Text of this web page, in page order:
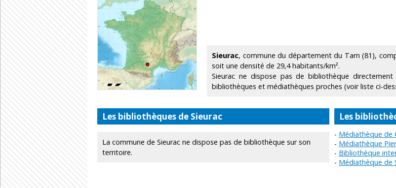
Sieurac, commune du département du Tarn (81),
soit une densité de 29,4 habitants/km².
Sieurac ne dispose pas de bibliothèque
bibliothèques et médiathèques proches (voir liste ci-
Les bibliothèques de Sieurac
La commune de Sieurac ne dispose pas de bibliothèque sur son
territoire.
Les
Médiathèque de
Médiathèque
Bibliothèque
Médiathèque de